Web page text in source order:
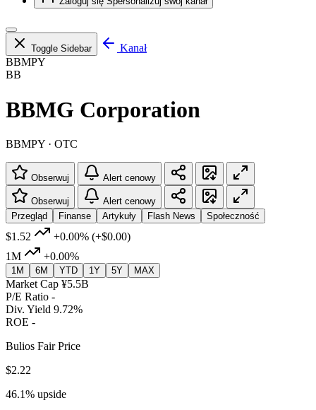
Toggle Sidebar
Kanał
BBMPY
BB
BBMG Corporation
BBMPY · OTC
Obserwuj Alert cenowy
Obserwuj
Alert cenowy
Przegląd
Finanse Artykuły Flash News Społeczność
$1.52 +0.00% (+$0.00)
1M
+0.00%
1M 6M YTD 1Y 5Y MAX
Market Cap ¥5.5B
P/E Ratio -
Div. Yield 9.72%
ROE -
Bulios Fair Price
$2.22
46.1% upside